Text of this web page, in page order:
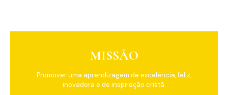
MISSÃO
Promover uma aprendizagem de excelência, feliz,
inovadora e de inspiração cristã.